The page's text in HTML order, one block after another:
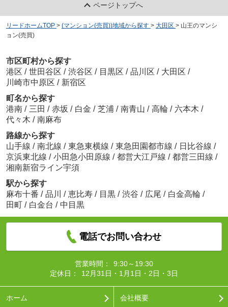
ページトップへ
リードホームTOP > (マンション(売買))地域から探す > 大田区 > 山王のマンシ
ョン(売買)
市区町村から探す
港区 / 世田谷区 / 渋谷区 / 目黒区 / 品川区 / 大田区 /
川崎市中原区 / 新宿区
町名から探す
港南 / 三田 / 赤坂 / 白金 / 芝浦 / 南青山 / 高輪 / 六本木 /
代々木 / 南麻布
路線から探す
山手線 / 南北線 / 東急東横線 / 東急田園都市線 / 日比谷線 /
京浜東北線 / 小田急小田原線 / 都営大江戸線 / 都営三田線 /
湘南新宿ライン宇須
駅から探す
麻布十番 / 品川 / 恵比寿 / 目黒 / 渋谷 / 広尾 / 白金高輪 /
田町 / 白金台 / 中目黒
電話でお問い合わせ
営業時間：
9:30～19:30
定休日：
12月31日・1月1日・2日・3日
ホーム 会社概要